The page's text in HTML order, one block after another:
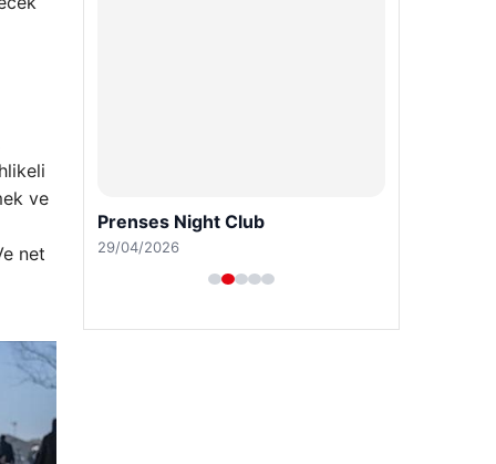
ve
net
Prenses Night Club
29/04/2026